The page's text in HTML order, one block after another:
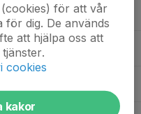
för att vår
dig. De används
att hjälpa oss att
cookies
kakor